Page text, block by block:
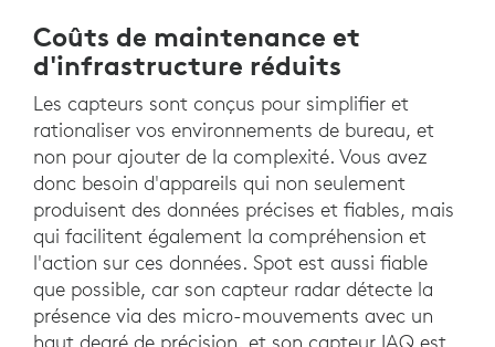
Coûts de maintenance et
d'infrastructure réduits
Les capteurs sont conçus pour simplifier et
rationaliser vos environnements de bureau, et
non pour ajouter de la complexité. Vous avez
donc besoin d'appareils qui non seulement
produisent des données précises et fiables, mais
qui facilitent également la compréhension et
l'action sur ces données. Spot est aussi fiable
que possible, car son capteur radar détecte la
présence via des micro-mouvements avec un
haut degré de précision, et son capteur IAQ est